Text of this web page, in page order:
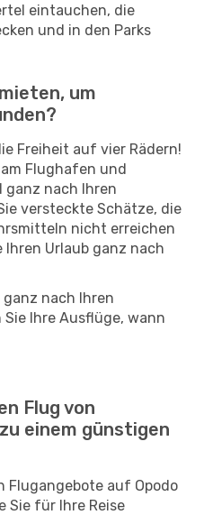
eintauchen, die
und in den Parks
um
Freiheit auf vier Rädern!
Flughafen und
ganz nach Ihren
versteckte Schätze, die
nicht erreichen
Urlaub ganz nach
ganz nach Ihren
Ihre Ausflüge, wann
Flug von
einem günstigen
Flugangebote auf Opodo
Sie für Ihre Reise